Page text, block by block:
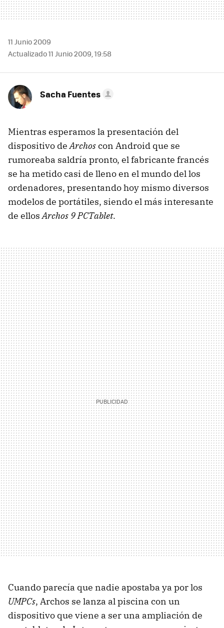
11 Junio 2009
Actualizado 11 Junio 2009, 19:58
Sacha Fuentes
Mientras esperamos la presentación del
dispositivo de Archoscon Android que se
rumoreaba saldría pronto, el fabricante francés
se ha metido casi de lleno en el mundo del los
ordenadores, presentando hoy mismo diversos
modelos de portátiles, siendo el más interesante
de ellos Archos 9 PCTablet.
Cuando parecía que nadie apostaba ya por los
UMPCs, Archos se lanza al piscina con un
dispositivo que viene a ser una ampliación de